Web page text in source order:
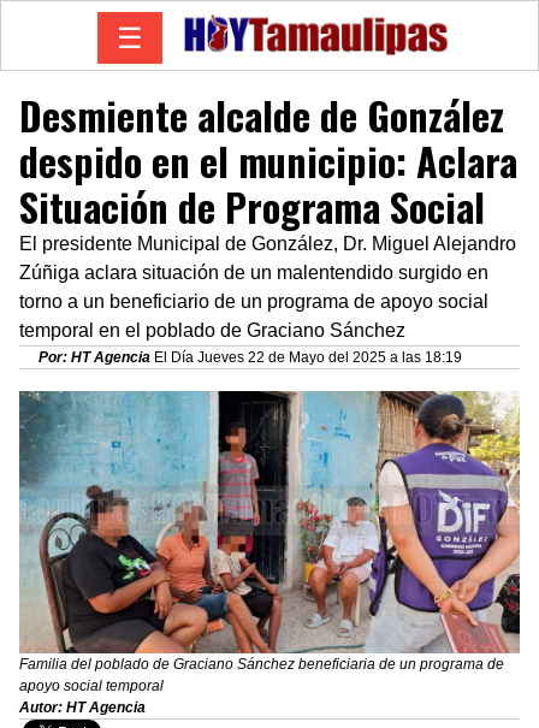
☰
Desmiente alcalde de González
despido en el municipio: Aclara
Situación de Programa Social
El presidente Municipal de González, Dr. Miguel Alejandro
Zúñiga aclara situación de un malentendido surgido en
torno a un beneficiario de un programa de apoyo social
temporal en el poblado de Graciano Sánchez
Por: HT Agencia El Día Jueves 22 de Mayo del 2025 a las 18:19
Familia del poblado de Graciano Sánchez beneficiaria de un programa de
apoyo social temporal
Autor: HT Agencia